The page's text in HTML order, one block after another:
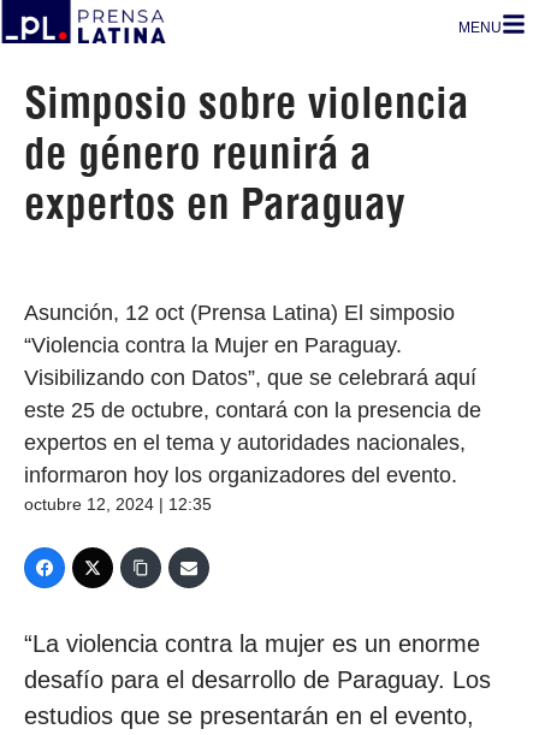
MENU
Simposio sobre violencia
de género reunirá a
expertos en Paraguay
Asunción, 12 oct (Prensa Latina) El simposio
“Violencia contra la Mujer en Paraguay.
Visibilizando con Datos”, que se celebrará aquí
este 25 de octubre, contará con la presencia de
expertos en el tema y autoridades nacionales,
informaron hoy los organizadores del evento.
octubre 12, 2024 | 12:35
“La violencia contra la mujer es un enorme
desafío para el desarrollo de Paraguay. Los
estudios que se presentarán en el evento,